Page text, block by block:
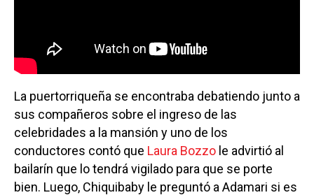
La puertorriqueña se encontraba debatiendo junto a
sus compañeros sobre el ingreso de las
celebridades a la mansión y uno de los
conductores contó que Laura Bozzo le advirtió al
bailarín que lo tendrá vigilado para que se porte
bien. Luego, Chiquibaby le preguntó a Adamari si es